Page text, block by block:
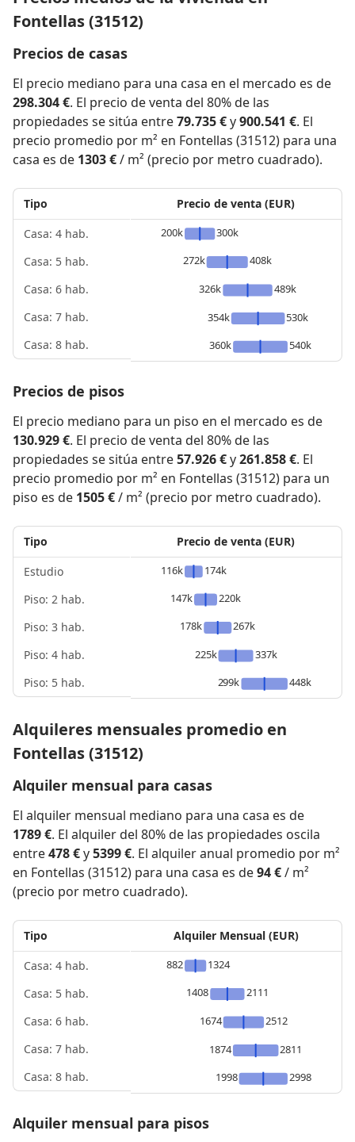
Fontellas (31512)
Precios de casas
El precio mediano para una casa en el mercado es de
298.304 €. El precio de venta del 80% de las
propiedades se sitúa entre79.735 €y900.541 €. El
precio promedio por m² en Fontellas (31512) para una
casa es de 1303 €/ m² (precio por metro cuadrado).
Tipo
Casa: 4 hab.
Casa: 5 hab.
Casa: 6 hab.
Casa: 7 hab.
Casa: 8 hab.
Precio de venta (EUR)
200k
300k
272k
408k
326k
489k
354k
530k
360k
540k
Precios de pisos
El precio mediano para un piso en el mercado es de
130.929 €. El precio de venta del 80% de las
propiedades se sitúa entre57.926 €y261.858 €. El
precio promedio por m² en Fontellas (31512) para un
piso es de 1505 €/ m² (precio por metro cuadrado).
Tipo
Estudio
Piso: 2 hab.
Piso: 3 hab.
Piso: 4 hab.
Piso: 5 hab.
Precio de venta (EUR)
116k
174k
147k
220k
178k
267k
225k
337k
299k
448k
Alquileres mensuales promedio en
Fontellas (31512)
Alquiler mensual para casas
El alquiler mensual mediano para una casa es de
1789 €. El alquiler del 80% de las propiedades oscila
entre478 €y5399 €. El alquiler anual promedio por m²
en Fontellas (31512) para una casa es de94 €/ m²
(precio por metro cuadrado).
Tipo
Casa: 4 hab.
Casa: 5 hab.
Casa: 6 hab.
Casa: 7 hab.
Casa: 8 hab.
Alquiler Mensual (EUR)
882
1324
1408
2111
1674
2512
1874
2811
1998
2998
Alquiler mensual para pisos